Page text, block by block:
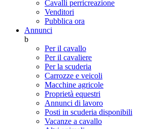
Cavalli perricreazione
Venditori
Pubblica ora
Annunci
b
Per il cavallo
Per il cavaliere
Per la scuderia
Carrozze e veicoli
Macchine agricole
Proprietà equestri
Annunci di lavoro
Posti in scuderia disponibili
Vacanze a cavallo